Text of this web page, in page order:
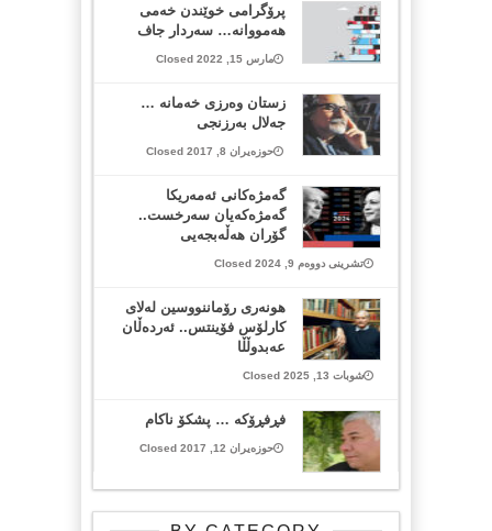
پرۆگرامی خوێندن خەمی
هەمووانە… سەردار جاف
مارس 15, 2022 Closed
زستان وەرزی خەمانە …
جەلال بەرزنجی
حوزەیران 8, 2017 Closed
گەمژەکانی ئەمەریکا
گەمژەکەیان سەرخست..
گۆران هەڵەبجەیی
تشرینی دووەم 9, 2024 Closed
هونەری رۆماننووسین لەلای
کارلۆس فۆینتس.. ئەردەڵان
عەبدوڵڵا
شوبات 13, 2025 Closed
فڕفڕۆکە … پشکۆ ناکام
حوزەیران 12, 2017 Closed